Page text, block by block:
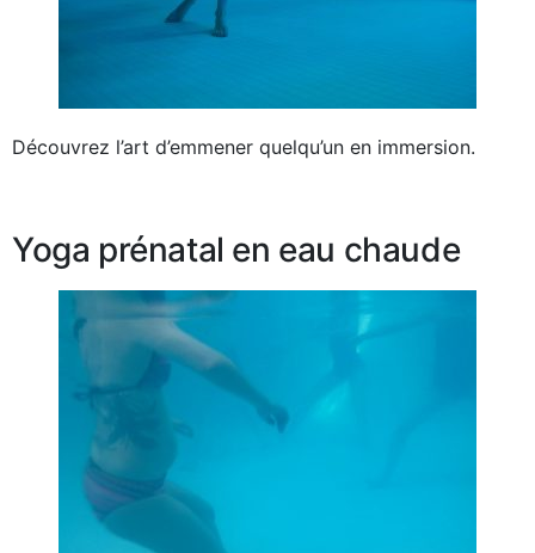
Découvrez l’art d’emmener quelqu’un en immersion.
Yoga prénatal en eau chaude